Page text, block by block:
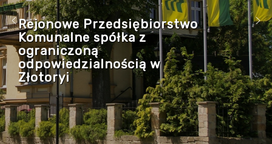
Rejonowe Przedsiębiorstwo
Komunalne spółka z
ograniczoną
odpowiedzialnością w
Złotoryi